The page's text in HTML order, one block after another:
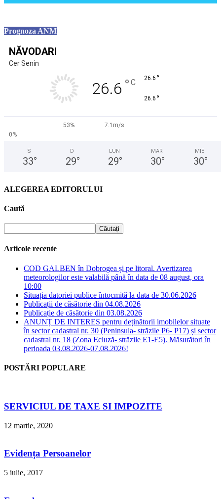
Prognoza ANM
NĂVODARI
Cer Senin
26.6 ° C 26.6 °
26.6 °
53%
7.1m/s
0%
S
33°
D
29°
LUN
29°
MAR
30°
MIE
30°
ALEGEREA EDITORULUI
Caută
Articole recente
COD GALBEN în Dobrogea și pe litoral. Avertizarea
meteorologilor este valabilă până în data de 08 august, ora
10:00
Situația datoriei publice întocmită la data de 30.06.2026
Publicații de căsătorie din 04.08.2026
Publicație de căsătorie din 03.08.2026
ANUNȚ DE INTERES pentru deținătorii imobilelor situate
în sector cadastral nr. 30 (Peninsula- străzile P6- P17) și sector
cadastral nr. 18 (Zona Ecluză- străzile E1-E5). Măsurători în
perioada 03.08.2026-07.08.2026!
POSTĂRI POPULARE
SERVICIUL DE TAXE SI IMPOZITE
12 martie, 2020
Evidența Persoanelor
5 iulie, 2017